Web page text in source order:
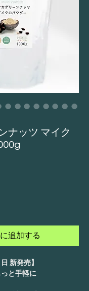
ナッツ マイク
追加する
新発売】
と手軽に